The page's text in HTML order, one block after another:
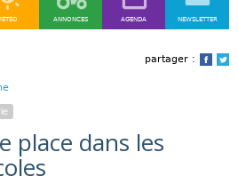
ANNONCES AGENDA NEWSLETTER
partager :
place dans les